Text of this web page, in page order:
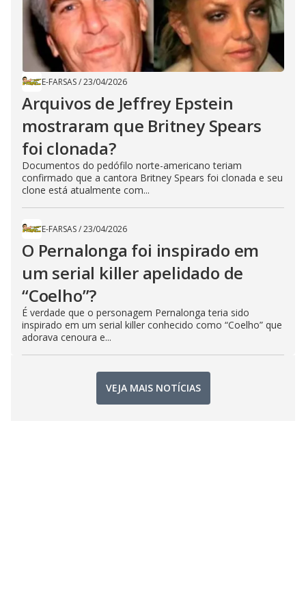
E-FARSAS/23/04/2026
Arquivos de Jeffrey Epstein
mostraram que Britney Spears
foi clonada?
Documentos do pedófilo norte-americano teriam
confirmado que a cantora Britney Spears foi clonada e seu
clone está atualmente com...
E-FARSAS/23/04/2026
O Pernalonga foi inspirado em
um serial killer apelidado de
“Coelho”?
É verdade que o personagem Pernalonga teria sido
inspirado em um serial killer conhecido como “Coelho” que
adorava cenoura e...
VEJA MAIS NOTÍCIAS